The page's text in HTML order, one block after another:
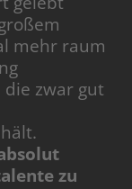
mehr raum
zwar gut
zu